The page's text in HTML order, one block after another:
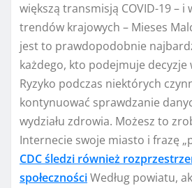
większą transmisją COVID-19 – i
trendów krajowych – Mieses
jest to prawdopodobnie
każdego, kto podejmuje decyzje
Ryzyko podczas niektórych
kontynuować sprawdzanie
wydziału zdrowia. Możesz to
Internecie swoje miasto i frazę
CDC śledzi również
społecznościWedług powiatu,